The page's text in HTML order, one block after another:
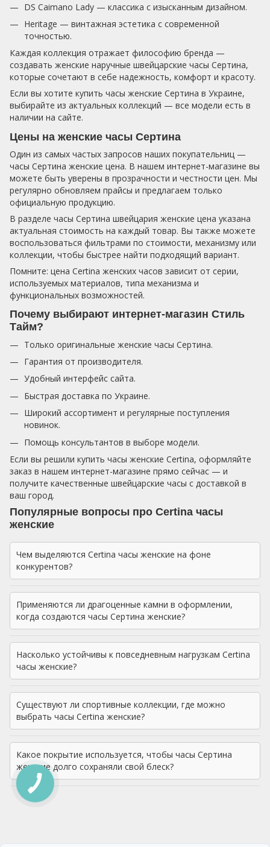
DS Caimano Lady — классика с изысканным дизайном.
Heritage — винтажная эстетика с современной
точностью.
Каждая коллекция отражает философию бренда —
создавать женские наручные швейцарские часы Сертина,
которые сочетают в себе надежность, комфорт и красоту.
Если вы хотите купить часы женские Сертина в Украине,
выбирайте из актуальных коллекций — все модели есть в
наличии на сайте.
Цены на женские часы Сертина
Один из самых частых запросов наших покупательниц —
часы Сертина женские цена. В нашем интернет-магазине вы
можете быть уверены в прозрачности и честности цен. Мы
регулярно обновляем прайсы и предлагаем только
официальную продукцию.
В разделе часы Сертина швейцария женские цена указана
актуальная стоимость на каждый товар. Вы также можете
воспользоваться фильтрами по стоимости, механизму или
коллекции, чтобы быстрее найти подходящий вариант.
Помните: цена Certina женских часов зависит от серии,
используемых материалов, типа механизма и
функциональных возможностей.
Почему выбирают интернет-магазин Стиль
Тайм?
Только оригинальные женские часы Сертина.
Гарантия от производителя.
Удобный интерфейс сайта.
Быстрая доставка по Украине.
Широкий ассортимент и регулярные поступления
новинок.
Помощь консультантов в выборе модели.
Если вы решили купить часы женские Certina, оформляйте
заказ в нашем интернет-магазине прямо сейчас — и
получите качественные швейцарские часы с доставкой в
ваш город.
Популярные вопросы про Certina часы
женские
Чем выделяются Certina часы женские на фоне
конкурентов?
Применяются ли драгоценные камни в оформлении,
когда создаются часы Сертина женские?
Насколько устойчивы к повседневным нагрузкам Certina
часы женские?
Существуют ли спортивные коллекции, где можно
выбрать часы Certina женские?
Какое покрытие используется, чтобы часы Сертина
женские долго сохраняли свой блеск?